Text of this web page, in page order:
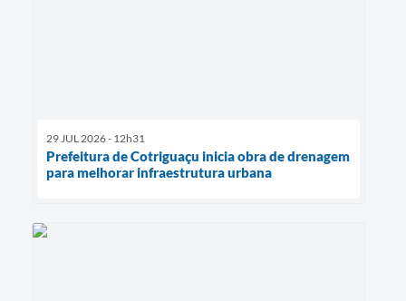
29 JUL 2026 - 12h31
Prefeitura de Cotriguaçu inicia obra de drenagem
para melhorar infraestrutura urbana